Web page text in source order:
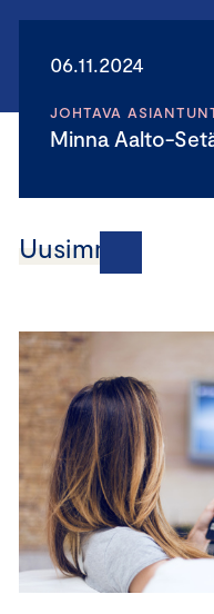
06.11.2024
JOHTAVA
Minna Aalto-
Uusimmat